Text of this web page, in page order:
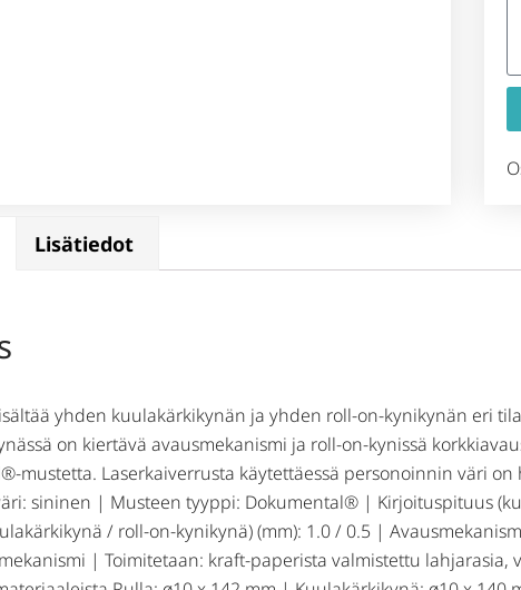
Lisätiedot
yhden kuulakärkikynän ja yhden roll-on-kynikynän eri
on kiertävä avausmekanismi ja roll-on-kynissä
mustetta. Laserkaiverrusta käytettäessä personoinnin väri
sininen | Musteen tyyppi: Dokumental® | Kirjoituspituus
/ roll-on-kynikynä) (mm): 1.0 / 0.5 |
| Toimitetaan: kraft-paperista valmistettu lahjarasia,